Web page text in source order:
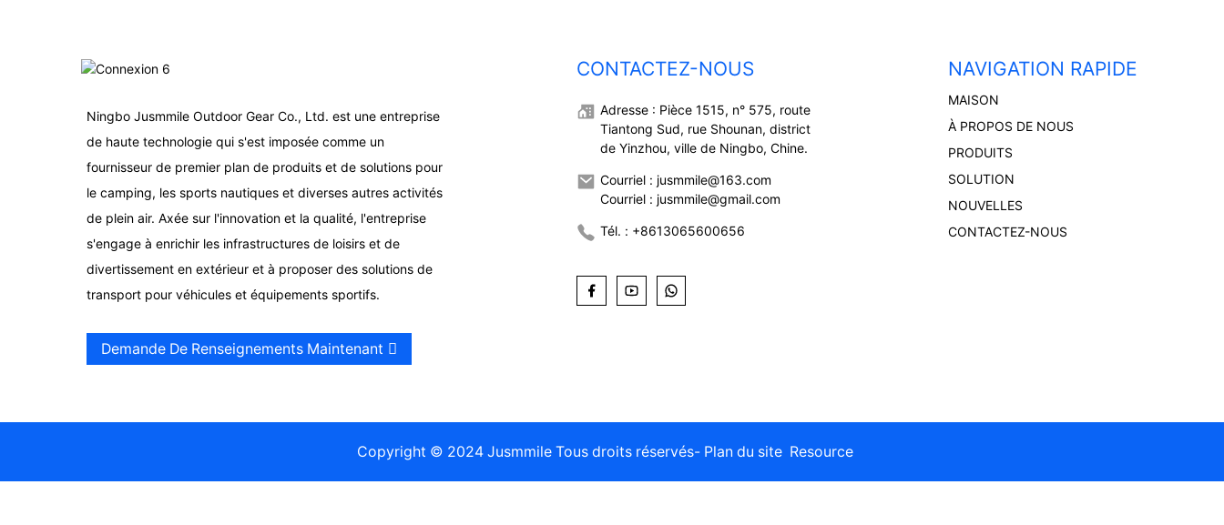
Ningbo Jusmmile Outdoor Gear Co., Ltd. est une entreprise
de haute technologie qui s'est imposée comme un
fournisseur de premier plan de produits et de solutions pour
le camping, les sports nautiques et diverses autres activités
de plein air. Axée sur l'innovation et la qualité, l'entreprise
s'engage à enrichir les infrastructures de loisirs et de
divertissement en extérieur et à proposer des solutions de
transport pour véhicules et équipements sportifs.
Demande De Renseignements Maintenant
CONTACTEZ-NOUS
Adresse : Pièce 1515, n° 575, route
Tiantong Sud, rue Shounan, district
de Yinzhou, ville de Ningbo, Chine.
Courriel : jusmmile@163.com
Courriel : jusmmile@gmail.com
Tél. : +8613065600656
NAVIGATION RAPIDE
MAISON
À PROPOS DE NOUS
PRODUITS
SOLUTION
NOUVELLES
CONTACTEZ-NOUS
Copyright © 2024 Jusmmile Tous droits réservés- Plan du site Resource